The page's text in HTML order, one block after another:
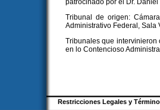
patrocinado por el Dr.
Tribunal de origen:
Administrativo Federal, Sala
Tribunales que
en lo Contencioso
Restricciones Legales y